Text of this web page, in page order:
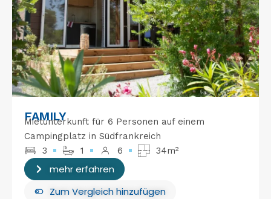
FAMILY
Mietunterkunft für 6 Personen auf einem
Campingplatz in Südfrankreich
3
1 6 34m²
mehr erfahren
Zum Vergleich hinzufügen